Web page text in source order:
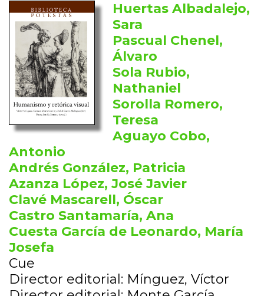
Huertas Albadalejo,
Sara
Pascual Chenel,
Álvaro
Sola Rubio,
Nathaniel
Sorolla Romero,
Teresa
Aguayo Cobo,
Antonio
Andrés González, Patricia
Azanza López, José Javier
Clavé Mascarell, Óscar
Castro Santamaría, Ana
Cuesta García de Leonardo, María
Josefa
Cue
Director editorial: Mínguez, Víctor